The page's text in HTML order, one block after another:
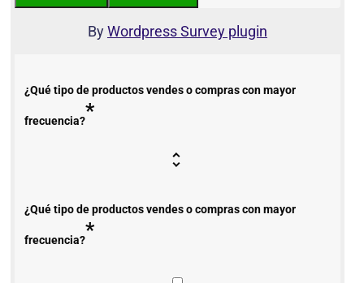
ByWordpress Survey plugin
¿Qué tipo de productos vendes o compras con mayor
frecuencia?*
¿Qué tipo de productos vendes o compras con mayor
frecuencia?*